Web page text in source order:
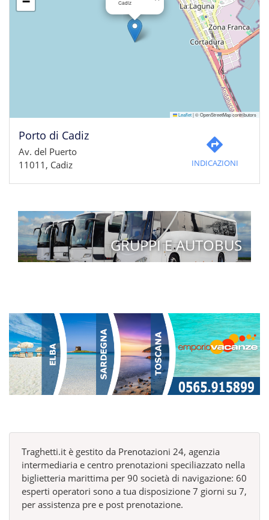
Cadiz
Leaflet|© OpenStreetMap contributors
Porto di Cadiz
Av. del Puerto
11011, Cadiz
INDICAZIONI
GRUPPI E AUTOBUS
Traghetti.it è gestito da Prenotazioni 24, agenzia
intermediaria e centro prenotazioni speciliazzato nella
biglietteria marittima per 90 società di navigazione: 60
esperti operatori sono a tua disposizione 7 giorni su 7,
per assistenza pre e post prenotazione.